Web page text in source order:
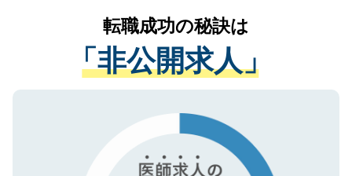
は、個人情報の取り扱いについての厳密な
管理基準を満たした事業者のみに付与され
る、プライバシーマークを取得済みです。
で、機密保持に関してもご安心ください。
かがいして、現在の医療機関の状況や紹介
経験をまじえながら、適切なアドバイスを
させていただきます。すぐにご転職をされ
ない方には、長期的なサポートが可能です
ので、まずはご登録ください。
転職成功の秘訣は
「非公開求人」